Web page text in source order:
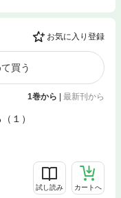
お気に入り登録
買う
1巻から | 最新刊から
１）
試し読み カートへ